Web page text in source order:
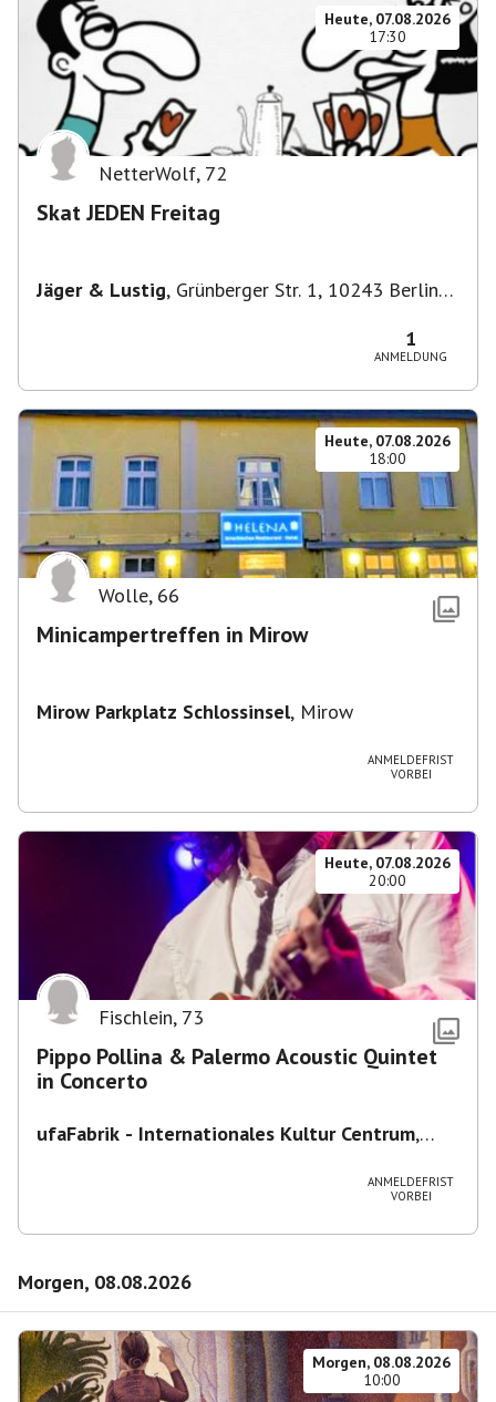
Heute, 07.08.2026
17:30
NetterWolf, 72
Skat JEDEN Freitag
Jäger & Lustig, Grünberger Str. 1, 10243 Berlin-
1
ANMELDUNG
Heute, 07.08.2026
18:00
Wolle, 66
Minicampertreffen in Mirow
Mirow Parkplatz Schlossinsel, Mirow
ANMELDEFRIST
VORBEI
Heute, 07.08.2026
20:00
Fischlein, 73
Pippo Pollina & Palermo Acoustic Quintet
in Concerto
ufaFabrik - Internationales Kultur Centrum,
ANMELDEFRIST
VORBEI
Morgen, 08.08.2026
Morgen, 08.08.2026
10:00